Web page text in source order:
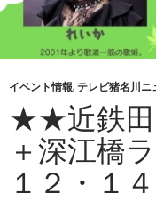
イベント情報, テレビ猪名川ニ
★★近鉄田
＋深江橋
１２・１